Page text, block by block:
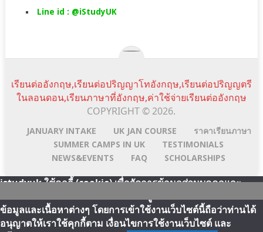
Line id : @iStudyUK
เรียนต่ออังกฤษ,เรียนต่อปริญญาโทอังกฤษ,เรียนต่อปริญญตรี
ในลอนดอน,เรียนภาษาที่อังกฤษ,ค่าใช้จ่ายเรียนต่ออังกฤษ
COPYRIGHT © 2026.
JANUARY INTAKE UK JAN COURSE
ราคาเรียนภาษา
SUMMER CAMPS IN UK
TESTIMONIALS
NEWS&EVENTS
FAQ SCHOLARSHIPS
Scroll
Top
Line:id
Email
Address
FacebookYouTube
istudyuk ใช้คุกกี้ (cookie) เพื่อจัดการข้อมูลส่วนบุคคลและ
ข้อมูลและเนื้อหาต่างๆ โดยการเข้าใช้งานเว็บไซต์นี้ถือว่าท่านได้
อนุญาตให้เราใช้คุกกี้ตาม เงื่อนไขการใช้งานเว็บไซต์ และ